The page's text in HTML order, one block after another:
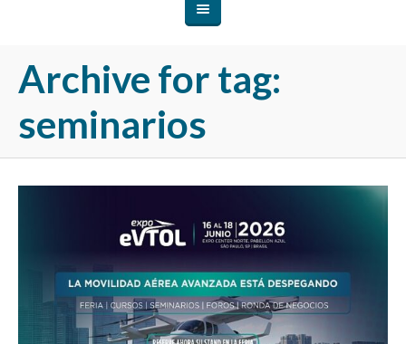
Archive for tag:
seminarios